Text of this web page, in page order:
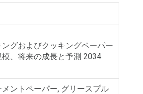
グおよびクッキングペーパー
、将来の成長と予測 2034
ントペーパー, グリースプル